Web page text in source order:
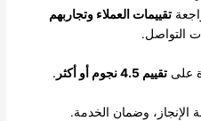
تقييمات العملاء وتجاربهم
التواصل.
علىتقييم 4.5 نجوم أو أكثر .
الإنجاز، وضمان الخدمة.